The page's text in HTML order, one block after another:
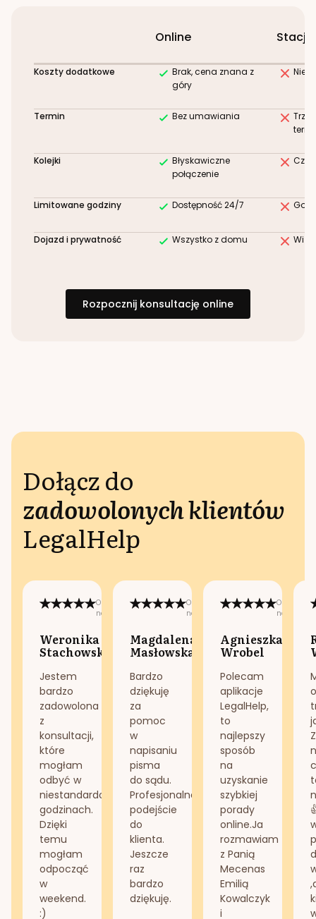
Online
Koszty dodatkowe
Brak, cena znana z
góry
Termin Bez umawiania
Kolejki
Błyskawiczne
połączenie
Limitowane godziny Dostępność 24/7
Dojazd i prywatność Wszystko z domu
Rozpocznij konsultację online
Dołącz do
zadowolonych klientów
LegalHelp
Opublikowano
na:
Weronika
Stachowska
Jestem
bardzo
zadowolona
z
konsultacji,
które
mogłam
odbyć w
niestandardowych
godzinach.
Dzięki
temu
mogłam
odpocząć
w
weekend.
:)
Opublikowano
na:
Magdalena
Masłowska
Bardzo
dziękuję
za
pomoc
w
napisaniu
pisma
do sądu.
Profesjonalne
podejście
do
klienta.
Jeszcze
raz
bardzo
dziękuję.
na:
Agnieszka
Wrobel
Polecam
aplikacje
LegalHelp,
to
najlepszy
sposób
na
uzyskanie
szybkiej
porady
online.Ja
rozmawiam
z Panią
Mecenas
Emilią
Kowalczyk
i